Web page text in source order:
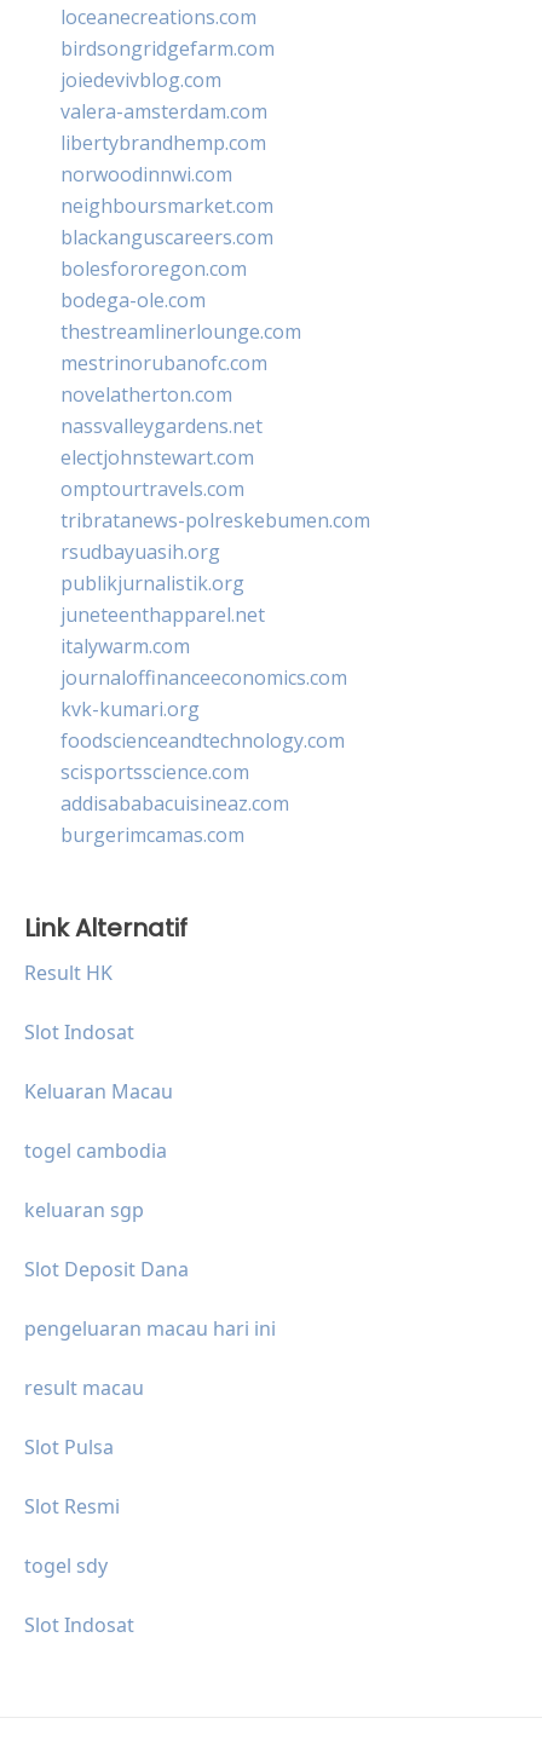
loceanecreations.com
birdsongridgefarm.com
joiedevivblog.com
valera-amsterdam.com
libertybrandhemp.com
norwoodinnwi.com
neighboursmarket.com
blackanguscareers.com
bolesfororegon.com
bodega-ole.com
thestreamlinerlounge.com
mestrinorubanofc.com
novelatherton.com
nassvalleygardens.net
electjohnstewart.com
omptourtravels.com
tribratanews-polreskebumen.com
rsudbayuasih.org
publikjurnalistik.org
juneteenthapparel.net
italywarm.com
journaloffinanceeconomics.com
kvk-kumari.org
foodscienceandtechnology.com
scisportsscience.com
addisababacuisineaz.com
burgerimcamas.com
Link Alternatif
Result HK
Slot Indosat
Keluaran Macau
togel cambodia
keluaran sgp
Slot Deposit Dana
pengeluaran macau hari ini
result macau
Slot Pulsa
Slot Resmi
togel sdy
Slot Indosat